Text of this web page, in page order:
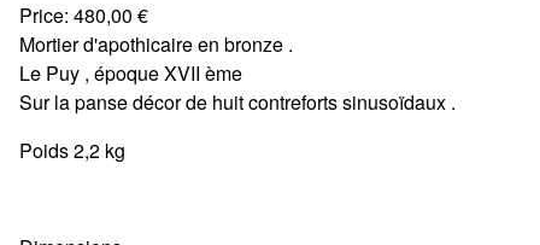
Price: 480,00 €
Mortier d'apothicaire en bronze .
Le Puy , époque XVII ème
Sur la panse décor de huit contreforts sinusoïdaux .
Poids 2,2 kg